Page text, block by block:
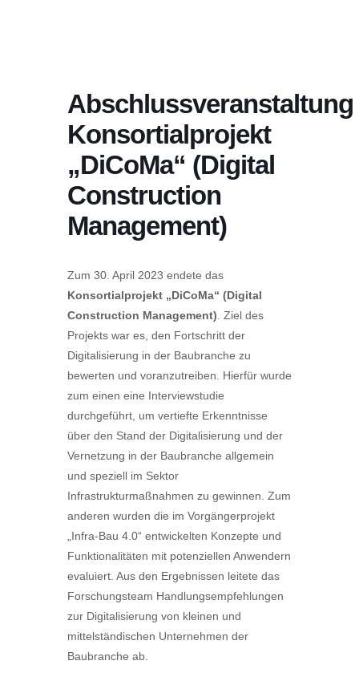
Abschlussveranstaltung
Konsortialprojekt
„DiCoMa“ (Digital
Construction
Management)
Zum 30. April 2023 endete das
Konsortialprojekt „DiCoMa“ (Digital
Construction Management) . Ziel des
Projekts war es, den Fortschritt der
Digitalisierung in der Baubranche zu
bewerten und voranzutreiben. Hierfür wurde
zum einen eine Interviewstudie
durchgeführt, um vertiefte Erkenntnisse
über den Stand der Digitalisierung und der
Vernetzung in der Baubranche allgemein
und speziell im Sektor
Infrastrukturmaßnahmen zu gewinnen. Zum
anderen wurden die im Vorgängerprojekt
„Infra-Bau 4.0“ entwickelten Konzepte und
Funktionalitäten mit potenziellen Anwendern
evaluiert. Aus den Ergebnissen leitete das
Forschungsteam Handlungsempfehlungen
zur Digitalisierung von kleinen und
mittelständischen Unternehmen der
Baubranche ab.